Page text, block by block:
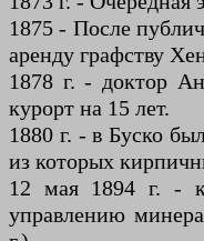
1875 - После
аренду графству
1878 г. - доктор
курорт на 15 лет.
1880 г. - в Буско
из которых
12 мая 1894 г. -
управлению